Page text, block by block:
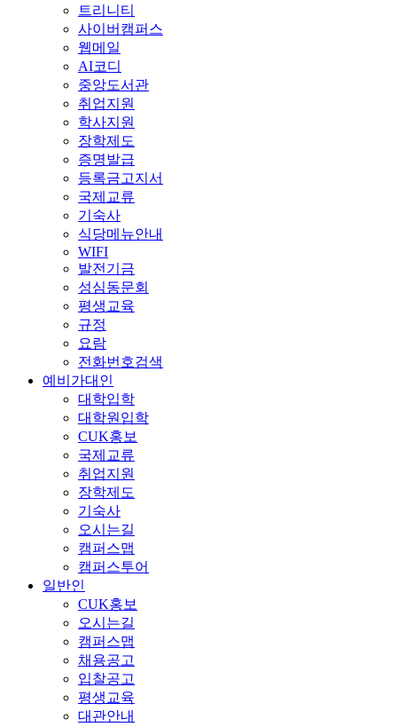
트리니티
사이버캠퍼스
웹메일
AI코디
중앙도서관
취업지원
학사지원
장학제도
증명발급
등록금고지서
국제교류
기숙사
식당메뉴안내
WIFI
발전기금
성심동문회
평생교육
규정
요람
전화번호검색
예비가대인
대학입학
대학원입학
CUK홍보
국제교류
취업지원
장학제도
기숙사
오시는길
캠퍼스맵
캠퍼스투어
일반인
CUK홍보
오시는길
캠퍼스맵
채용공고
입찰공고
평생교육
대관안내